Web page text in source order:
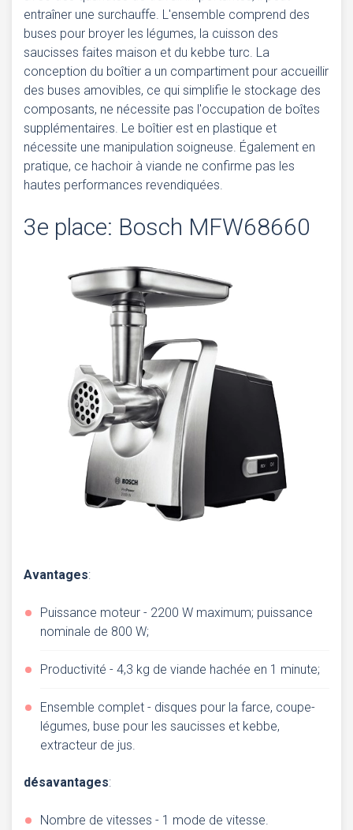
entraîner une surchauffe. L'ensemble comprend des
buses pour broyer les légumes, la cuisson des
saucisses faites maison et du kebbe turc. La
conception du boîtier a un compartiment pour accueillir
des buses amovibles, ce qui simplifie le stockage des
composants, ne nécessite pas l'occupation de boîtes
supplémentaires. Le boîtier est en plastique et
nécessite une manipulation soigneuse. Également en
pratique, ce hachoir à viande ne confirme pas les
hautes performances revendiquées.
3e place: Bosch MFW68660
Avantages:
Puissance moteur - 2200 W maximum; puissance
nominale de 800 W;
Productivité - 4,3 kg de viande hachée en 1 minute;
Ensemble complet - disques pour la farce, coupe-
légumes, buse pour les saucisses et kebbe,
extracteur de jus.
désavantages:
Nombre de vitesses - 1 mode de vitesse.